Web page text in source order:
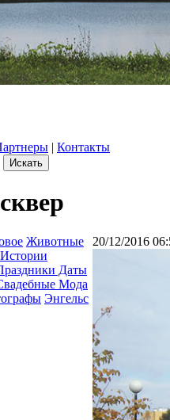
| Контакты
Животные
Даты
Мода
Энгельс
20/12/2016